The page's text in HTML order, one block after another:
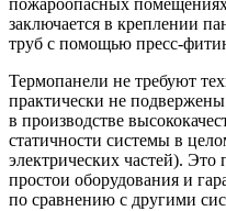
пожароопасных
заключается в креплении
труб с помощью пресс-
Термопанели не требуют
практически не
в производстве
статичности системы в
электрических частей).
простои оборудования и
по сравнению с другими